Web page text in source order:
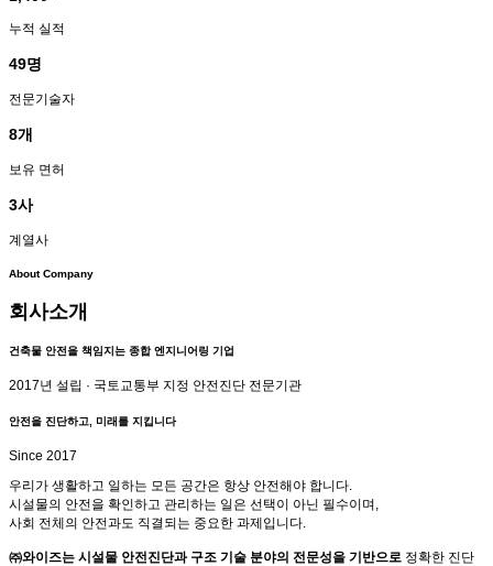
누적 실적
49명
전문기술자
8개
보유 면허
3사
계열사
About Company
회사소개
건축물 안전을 책임지는 종합 엔지니어링 기업
2017년 설립 · 국토교통부 지정 안전진단 전문기관
안전을 진단하고, 미래를 지킵니다
Since 2017
우리가 생활하고 일하는 모든 공간은 항상 안전해야 합니다.
시설물의 안전을 확인하고 관리하는 일은 선택이 아닌 필수이며,
사회 전체의 안전과도 직결되는 중요한 과제입니다.
㈜와이즈는 시설물 안전진단과 구조 기술 분야의 전문성을 기반으로 정확한 진단